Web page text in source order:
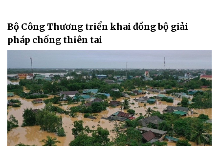
Bộ Công Thương triển khai đồng bộ giải
pháp chống thiên tai